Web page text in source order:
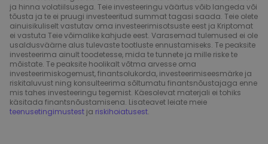
ja hinna volatiilsusega. Teie investeeringu väärtus võib langeda või
tõusta ja te ei pruugi investeeritud summat tagasi saada. Teie olete
ainuisikuliselt vastutav oma investeerimisotsuste eest ja Kriptomat
ei vastuta Teie võimalike kahjude eest. Varasemad tulemused ei ole
usaldusväärne alus tulevaste tootluste ennustamiseks. Te peaksite
investeerima ainult toodetesse, mida te tunnete ja mille riske te
mõistate. Te peaksite hoolikalt võtma arvesse oma
investeerimiskogemust, finantsolukorda, investeerimiseesmärke ja
riskitaluvust ning konsulteerima sõltumatu finantsnõustajaga enne
mis tahes investeeringu tegemist. Käesolevat materjali ei tohiks
käsitada finantsnõustamisena. Lisateavet leiate meie
teenusetingimustest ja riskihoiatusest.